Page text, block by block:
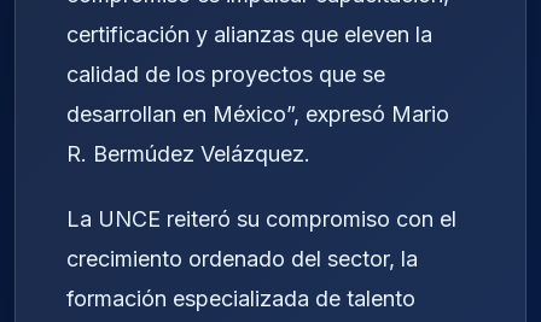
certificación y alianzas que eleven la
calidad de los proyectos que se
desarrollan en México”, expresó Mario
R. Bermúdez Velázquez.
La UNCE reiteró su compromiso con el
crecimiento ordenado del sector, la
formación especializada de talento